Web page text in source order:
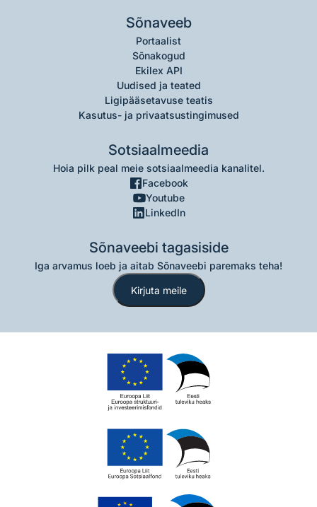
Sõnaveeb
Portaalist
Sõnakogud
Ekilex API
Uudised ja teated
Ligipääsetavuse teatis
Kasutus- ja privaatsustingimused
Sotsiaalmeedia
Hoia pilk peal meie sotsiaalmeedia kanalitel.
Facebook
Youtube
LinkedIn
Sõnaveebi tagasiside
Iga arvamus loeb ja aitab Sõnaveebi paremaks teha!
Kirjuta meile